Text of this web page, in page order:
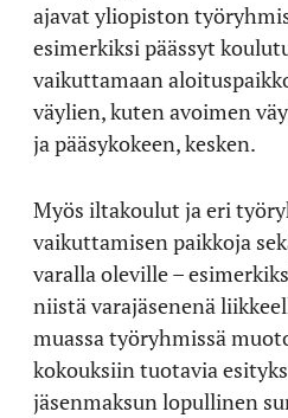
ajavat yliopiston
esimerkiksi päässyt
vaikuttamaan
väylien, kuten avoimen
ja pääsykokeen, kesken.
Myös iltakoulut ja eri
vaikuttamisen paikkoja
varalla oleville –
niistä varajäsenenä
muassa työryhmissä
kokouksiin tuotavia
jäsenmaksun lopullinen